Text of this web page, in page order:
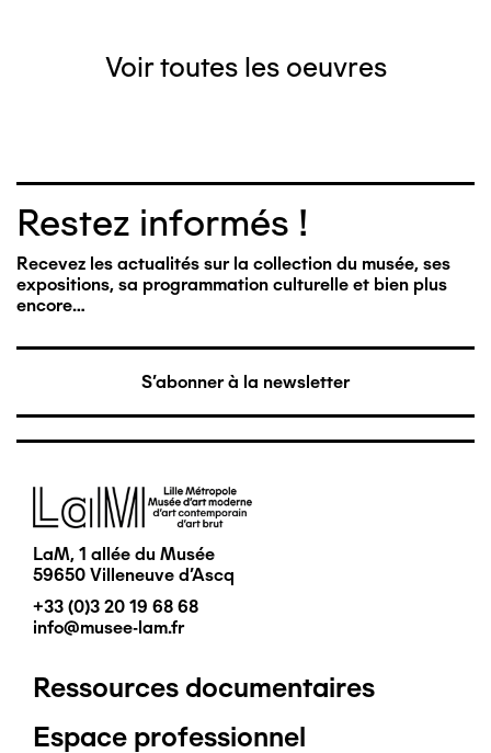
Voir toutes les oeuvres
Restez informés !
Recevez les actualités sur la collection du musée, ses
expositions, sa programmation culturelle et bien plus
encore…
S'abonner à la newsletter
Image
LaM, 1 allée du Musée
59650 Villeneuve d'Ascq
+33 (0)3 20 19 68 68
info@musee-lam.fr
Pied
Ressources documentaires
Espace professionnel